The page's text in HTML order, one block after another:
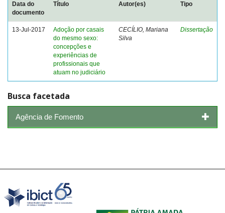
Data do
documento
Título Autor(es) Tipo
13-Jul-2017
Adoção por casais
do mesmo sexo:
concepções e
experiências de
profissionais que
atuam no judiciário
CECÍLIO, Mariana
Silva
Dissertação
Busca facetada
Agência de Fomento